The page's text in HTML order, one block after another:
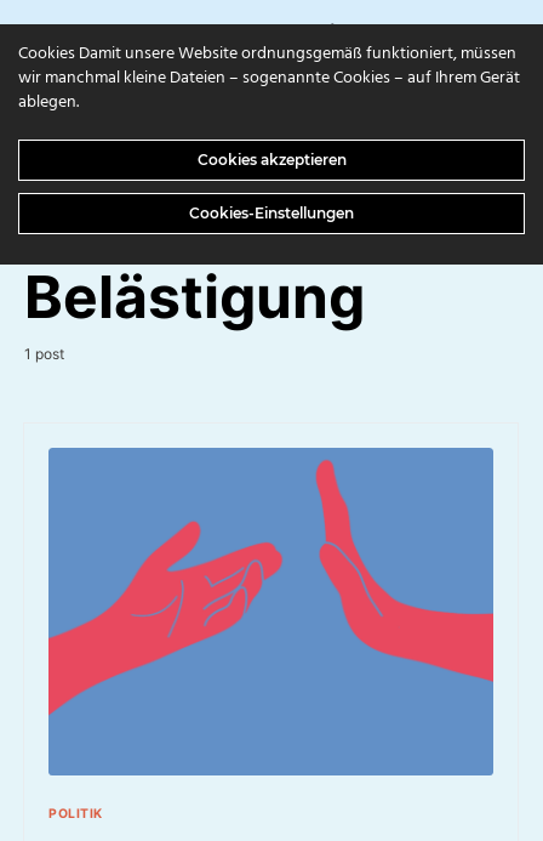
campuls.online
Sexuelle
Belästigung
1 post
POLITIK
Cookies Damit unsere Website ordnungsgemäß funktioniert, müssen
wir manchmal kleine Dateien – sogenannte Cookies – auf Ihrem Gerät
ablegen.
Cookies akzeptieren
Cookies-Einstellungen